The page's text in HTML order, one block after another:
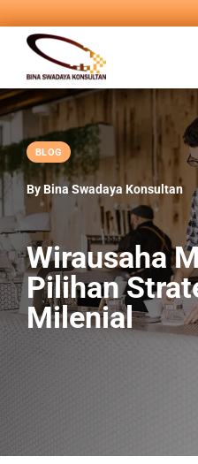
BLOG
By Bina Swadaya Konsultan
Wirausaha
Pilihan
Milenial